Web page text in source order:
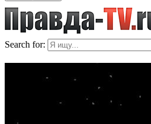
Search for: